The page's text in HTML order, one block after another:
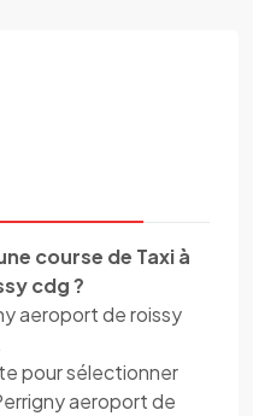
course de Taxi à
cdg ?
aeroport de roissy
pour sélectionner
aeroport de